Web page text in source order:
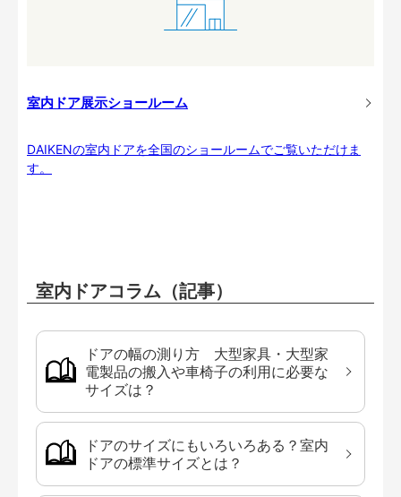
室内ドア展示ショールーム
DAIKENの室内ドアを全国のショールームでご覧いただけま
す。
室内ドアコラム（記事）
ドアの幅の測り方 大型家具・大型家
電製品の搬入や車椅子の利用に必要な
サイズは？
ドアのサイズにもいろいろある？室内
ドアの標準サイズとは？